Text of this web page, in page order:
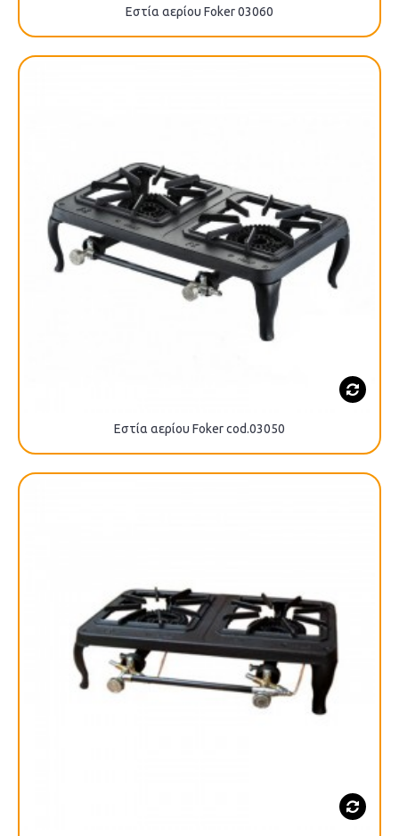
Εστία αερίου Foker 03060
Εστία αερίου Foker cod.03050